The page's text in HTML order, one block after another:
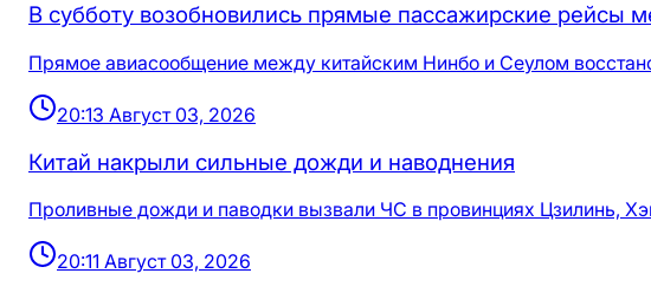
В субботу возобновились прямые пассажирские рейсы
Прямое авиасообщение между китайским Нинбо и Сеулом
20:13 Август 03, 2026
Китай накрыли сильные дожди и наводнения
Проливные дожди и паводки вызвали ЧС в провинциях Цзилинь,
20:11 Август 03, 2026